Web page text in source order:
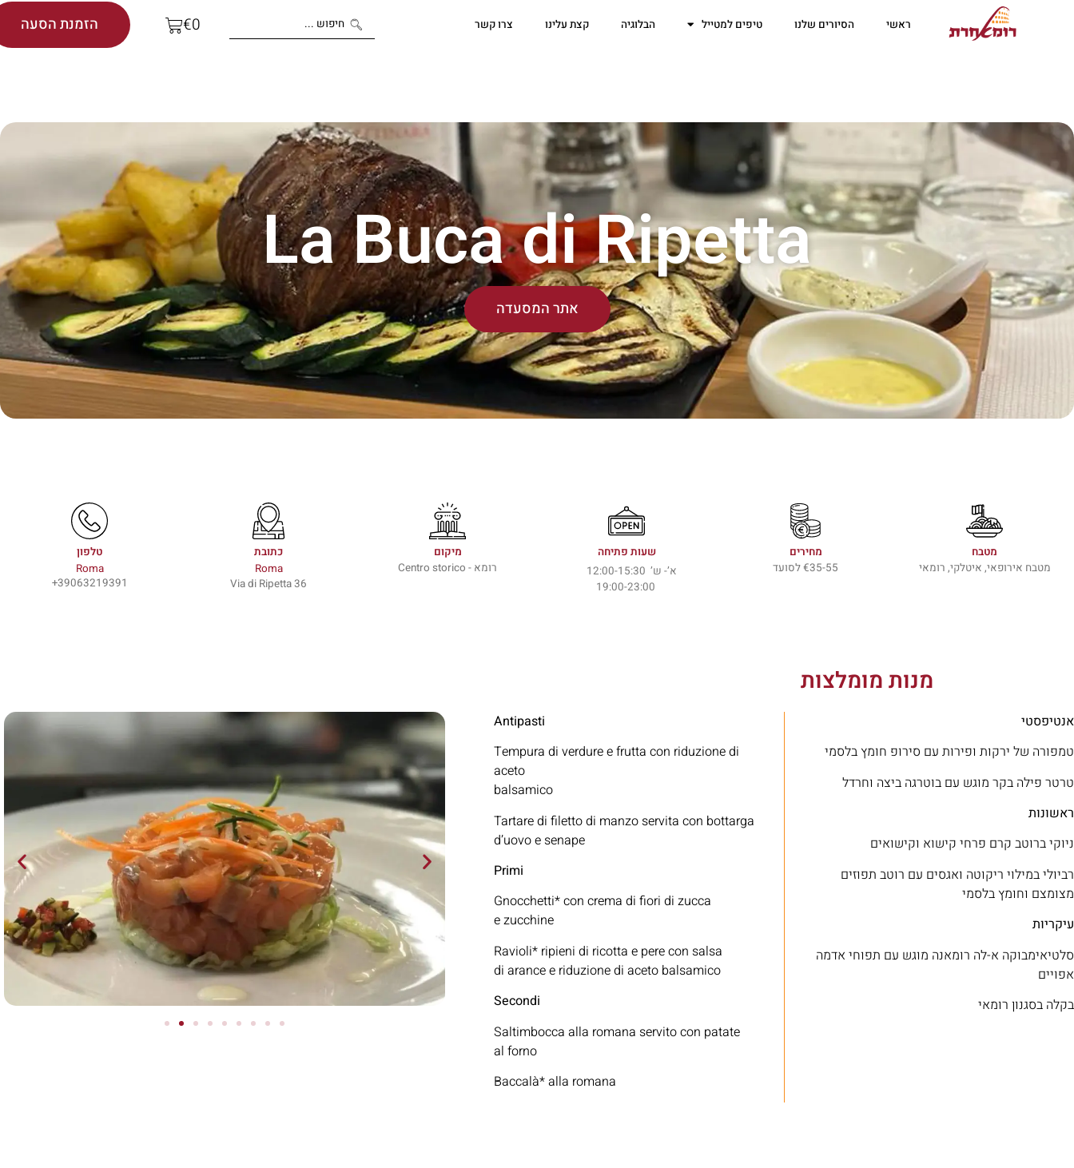
€0 הזמנת הסעה ראשי הסיורים שלנו טיפים למטייל הבלוגיה קצת עלינו צרו קשר
La Buca di Ripetta
אתר המסעדה
מטבח מחירים שעות פתיחה מיקום כתובת
טלפון
מטבח אירופאי, איטלקי, רומאי
€35-55 לסועד
א’- ש’ 12:00-15:30
רומא - Centro storico
Roma
Via di Ripetta 36
Roma
39063219391+
מנות מומלצות
אנטיפסטי
טמפורה של ירקות ופירות עם סירופ חומץ בלסמי
טרטר פילה בקר מוגש עם בוטרגה ביצה וחרדל
ראשונות
ניוקי ברוטב קרם פרחי קישוא וקישואים
רביולי במילוי ריקוטה ואגסים עם רוטב תפוזים
מצומצם וחומץ בלסמי
עיקריות
סלטיאימבוקה א-לה רומאנה מוגש עם תפוחי אדמה
אפויים
בקלה בסגנון רומאי
Antipasti
Tempura di verdure e frutta con riduzione di
aceto
balsamico
Tartare di filetto di manzo servita con bottarga
d’uovo e senape
Primi
Gnocchetti* con crema di fiori di zucca
e zucchine
Ravioli* ripieni di ricotta e pere con salsa
di arance e riduzione di aceto balsamico
Secondi
Saltimbocca alla romana servito con patate
al forno
Baccalà* alla romana